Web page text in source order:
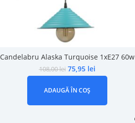
Candelabru Alaska Turquoise 1xE27 60w
108,00lei 75,95 lei
ADAUGĂ ÎN COȘ